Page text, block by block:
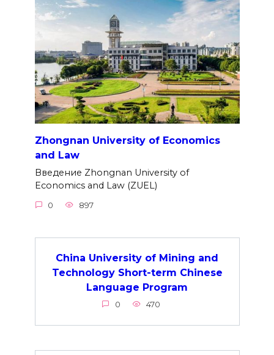
Zhongnan University of Economics
and Law
Введение Zhongnan University of
Economics and Law (ZUEL)
0 897
China University of Mining and
Technology Short-term Chinese
Language Program
0 470